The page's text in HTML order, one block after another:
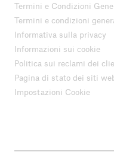
Termini e Condizioni
Termini e condizioni
Informativa sulla privacy
Informazioni sui cookie
Politica sui reclami dei
Pagina di stato dei siti
Impostazioni Cookie